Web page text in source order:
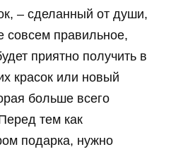
– сделанный от души,
совсем правильное,
приятно получить в
красок или новый
больше всего
тем как
подарка, нужно